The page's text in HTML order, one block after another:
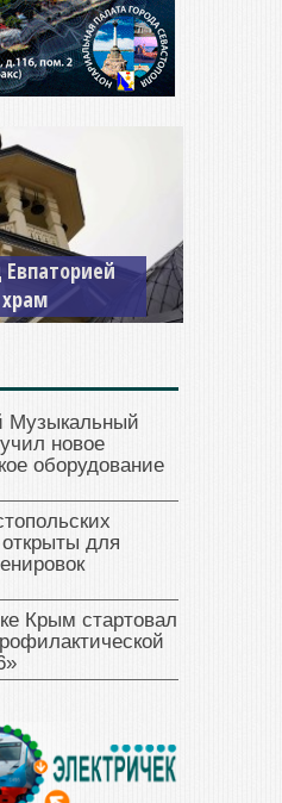
Косьмы и
открыт
Музыкальный
новое
оборудование
для
Крым стартовал